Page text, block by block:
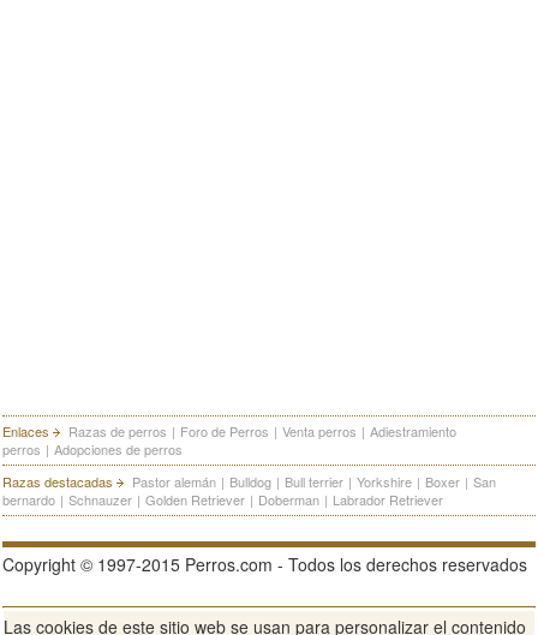
Enlaces Razas de perros | Foro de Perros | Venta perros | Adiestramiento
perros | Adopciones de perros
Razas destacadas
Pastor alemán | Bulldog | Bull terrier | Yorkshire | Boxer | San
bernardo | Schnauzer | Golden Retriever | Doberman | Labrador Retriever
Copyright © 1997-2015 Perros.com - Todos los derechos reservados
Publicidad en Perros.com | Contacte | Aviso Legal Política de
Las cookies de este sitio web se usan para personalizar el contenido